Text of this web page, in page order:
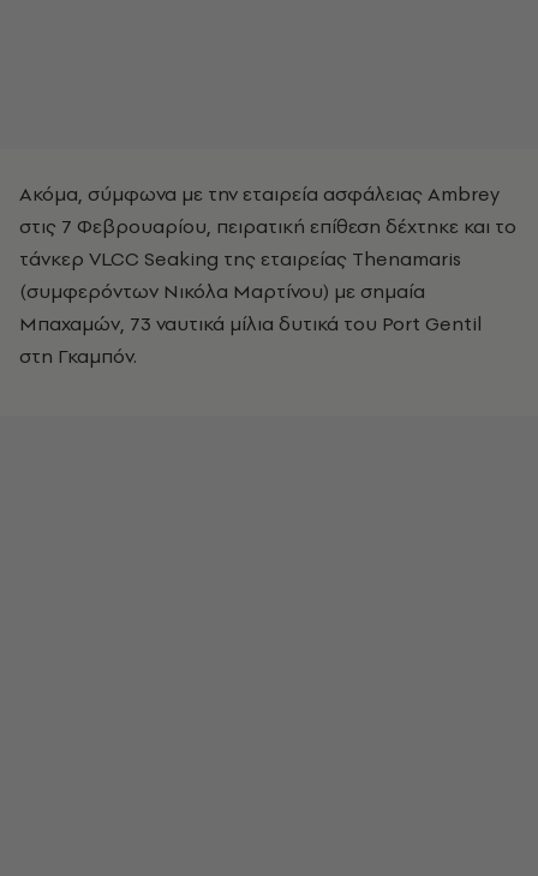
Ακόμα, σύμφωνα με την εταιρεία ασφάλειας Ambrey
στις 7 Φεβρουαρίου, πειρατική επίθεση δέχτηκε και το
τάνκερ VLCC Seaking της εταιρείας Thenamaris
(συμφερόντων Νικόλα Μαρτίνου) με σημαία
Μπαχαμών, 73 ναυτικά μίλια δυτικά του Port Gentil
στη Γκαμπόν.